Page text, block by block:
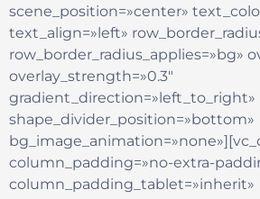
scene_position=»center»
text_align=»left»
row_border_radius_applies=»bg»
overlay_strength=»0.3″
gradient_direction=»left_to_right»
shape_divider_position=»bottom»
column_padding=»no-extra-
column_padding_tablet=»inherit»